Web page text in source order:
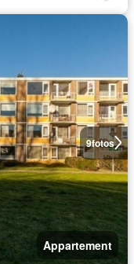
9fotos
Appartement